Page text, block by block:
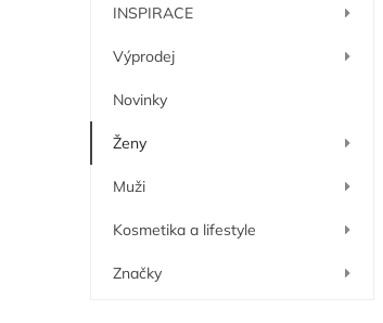
í
a
INSPIRACE
Výprodej
Novinky
Ženy
Muži
Kosmetika a lifestyle
Značky